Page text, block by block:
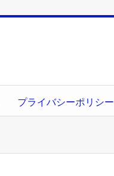
プライバシーポリシー